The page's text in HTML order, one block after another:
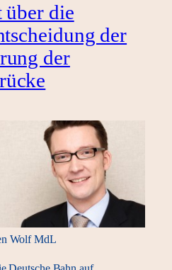
über die
der
der
Wolf MdL